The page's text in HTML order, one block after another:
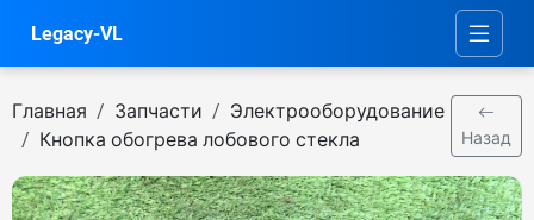
Legacy-VL
Главная Запчасти
Электрооборудование
Кнопка обогрева лобового стекла
Назад